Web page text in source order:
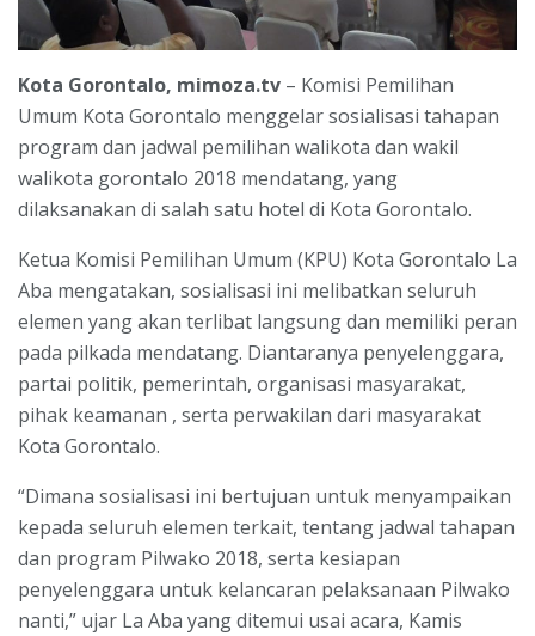
Kota Gorontalo, mimoza.tv – Komisi Pemilihan
Umum Kota Gorontalo menggelar sosialisasi tahapan
program dan jadwal pemilihan walikota dan wakil
walikota gorontalo 2018 mendatang, yang
dilaksanakan di salah satu hotel di Kota Gorontalo.
Ketua Komisi Pemilihan Umum (KPU) Kota Gorontalo La
Aba mengatakan, sosialisasi ini melibatkan seluruh
elemen yang akan terlibat langsung dan memiliki peran
pada pilkada mendatang. Diantaranya penyelenggara,
partai politik, pemerintah, organisasi masyarakat,
pihak keamanan , serta perwakilan dari masyarakat
Kota Gorontalo.
“Dimana sosialisasi ini bertujuan untuk menyampaikan
kepada seluruh elemen terkait, tentang jadwal tahapan
dan program Pilwako 2018, serta kesiapan
penyelenggara untuk kelancaran pelaksanaan Pilwako
nanti,” ujar La Aba yang ditemui usai acara, Kamis